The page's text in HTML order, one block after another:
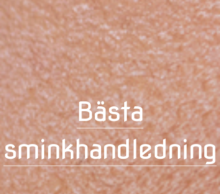
Bästa
sminkhandledning